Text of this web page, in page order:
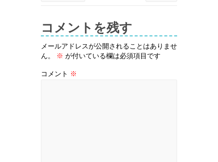
コメントを残す
メールアドレスが公開されることはありませ
ん。
※ が付いている欄は必須項目です
コメント ※